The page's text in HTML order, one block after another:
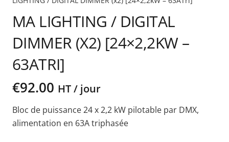
MA LIGHTING / DIGITAL
DIMMER (X2) [24×2,2KW –
63ATRI]
€92.00 HT / jour
Bloc de puissance 24 x 2,2 kW pilotable par DMX,
alimentation en 63A triphasée